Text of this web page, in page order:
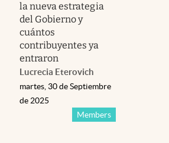
la nueva estrategia
del Gobierno y
cuántos
contribuyentes ya
entraron
Lucrecia Eterovich
Members
martes, 30 de Septiembre
de 2025